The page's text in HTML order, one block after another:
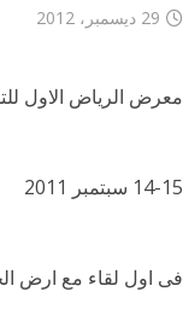
29 ديسمبر، 2012
معرض الرياض الاول
14-15 سبتمبر 2011
فى اول لقاء مع ارض